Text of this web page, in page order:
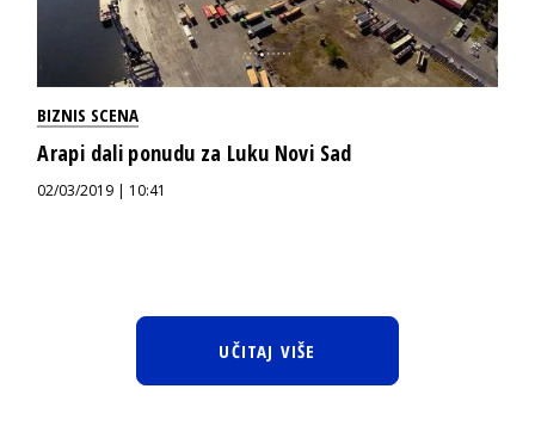
BIZNIS SCENA
Arapi dali ponudu za Luku Novi Sad
02/03/2019 | 10:41
UČITAJ VIŠE